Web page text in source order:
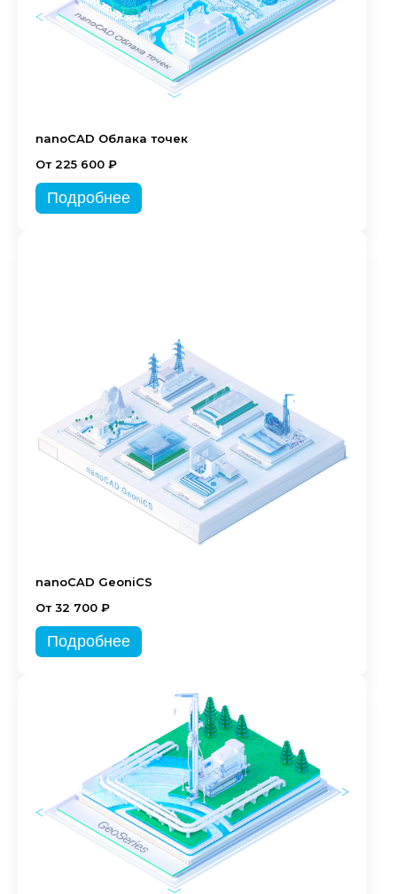
nanoCAD Облака точек
От 225 600 ₽
Подробнее
nanoCAD GeoniCS
От 32 700 ₽
Подробнее